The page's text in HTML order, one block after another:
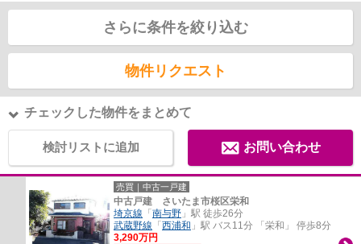
さらに条件を絞り込む
物件リクエスト
チェックした物件をまとめて
検討リストに追加 お問い合わせ
売買｜中古一戸建
中古戸建 さいたま市桜区栄和
埼京線 「 南与野 」駅 徒歩26分
武蔵野線 「 西浦和 」駅 バス11分 「栄和」 停歩8分
3,290万円